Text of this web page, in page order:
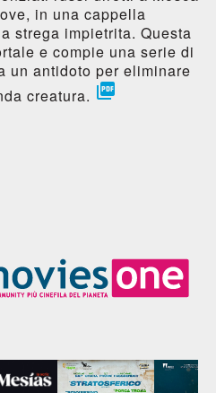
in una cappella
strega impietrita. Questa
e compie una serie di
un antidoto per eliminare
creatura. 